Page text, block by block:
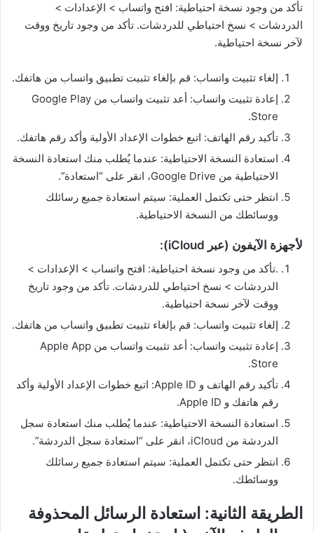
تأكد من وجود نسخة احتياطية: افتح واتساب > الإعدادات >
الدردشات > نسخ احتياطي للدردشات. تأكد من وجود تاريخ ووقت
لآخر نسخة احتياطية.
إلغاء تثبيت واتساب: قم بإلغاء تثبيت تطبيق واتساب من هاتفك.
إعادة تثبيت واتساب: أعد تثبيت واتساب من Google Play
Store.
تأكيد رقم الهاتف: اتبع خطوات الإعداد الأولية وأكد رقم هاتفك.
استعادة النسخة الاحتياطية: عندما يُطلب منك استعادة النسخة
الاحتياطية من Google Drive، انقر على “استعادة”.
انتظر حتى تكتمل العملية: سيتم استعادة جميع رسائلك
ووسائطك من النسخة الاحتياطية.
لأجهزة الآيفون (عبر iCloud):
.تأكد من وجود نسخة احتياطية: افتح واتساب > الإعدادات >
الدردشات > نسخ احتياطي للدردشات. تأكد من وجود تاريخ
ووقت لآخر نسخة احتياطية.
إلغاء تثبيت واتساب: قم بإلغاء تثبيت تطبيق واتساب من هاتفك.
إعادة تثبيت واتساب: أعد تثبيت واتساب من Apple App
Store.
تأكيد رقم الهاتف و Apple ID: اتبع خطوات الإعداد الأولية وأكد
رقم هاتفك و Apple ID.
استعادة النسخة الاحتياطية: عندما يُطلب منك استعادة سجل
الدردشة من iCloud، انقر على “استعادة سجل الدردشة”.
انتظر حتى تكتمل العملية: سيتم استعادة جميع رسائلك
ووسائطك.
الطريقة الثانية: استعادة الرسائل المحذوفة